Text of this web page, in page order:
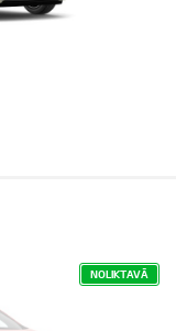
NOLIKTAVĀ